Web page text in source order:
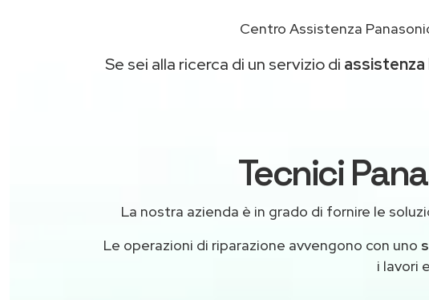
Centro Assistenza
Se sei alla ricerca di un servizio di assistenza
Tecnici
La nostra azienda è in grado di fornire le
Le operazioni di riparazione avvengono con uno
i lavori